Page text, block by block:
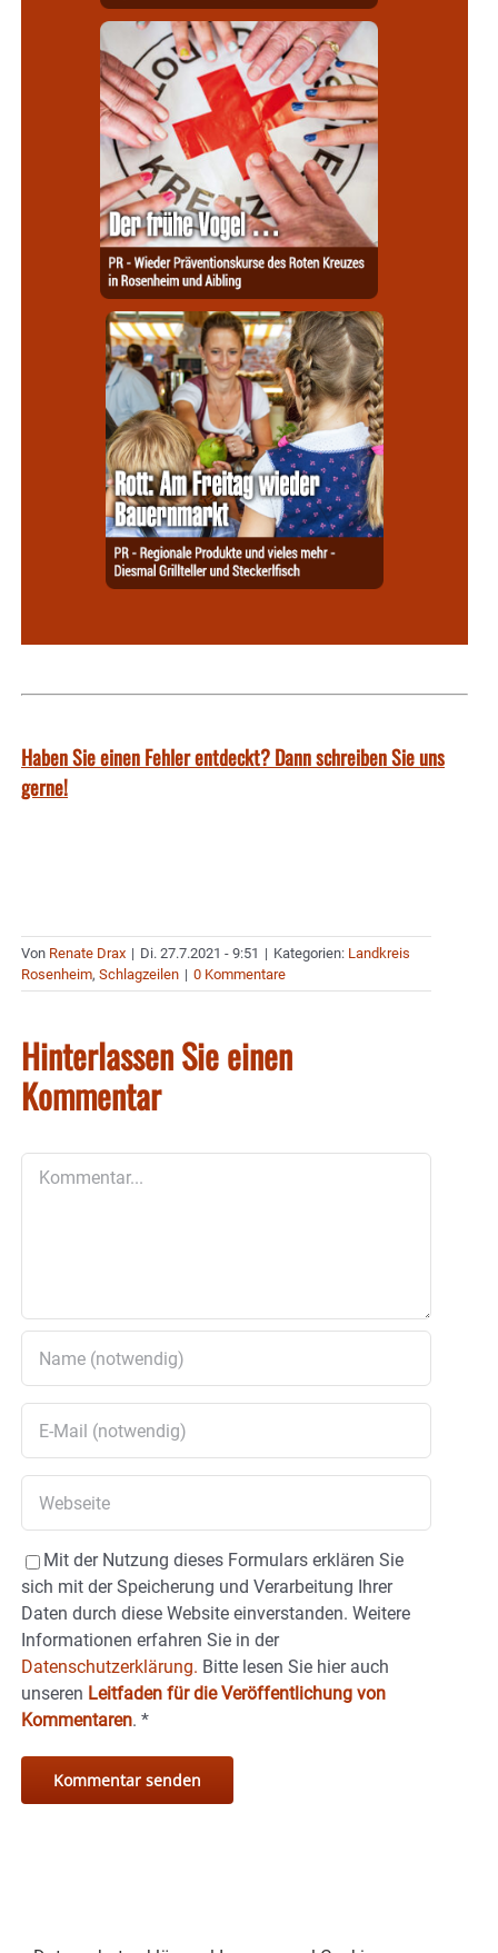
Haben Sie einen Fehler entdeckt? Dann schreiben Sie uns
gerne!
Von Renate Drax | Di. 27.7.2021 - 9:51 | Kategorien: Landkreis
Rosenheim, Schlagzeilen | 0 Kommentare
Hinterlassen Sie einen
Kommentar
Mit der Nutzung dieses Formulars erklären Sie
sich mit der Speicherung und Verarbeitung Ihrer
Daten durch diese Website einverstanden. Weitere
Informationen erfahren Sie in der
Datenschutzerklärung. Bitte lesen Sie hier auch
unseren Leitfaden für die Veröffentlichung von
Kommentaren. *